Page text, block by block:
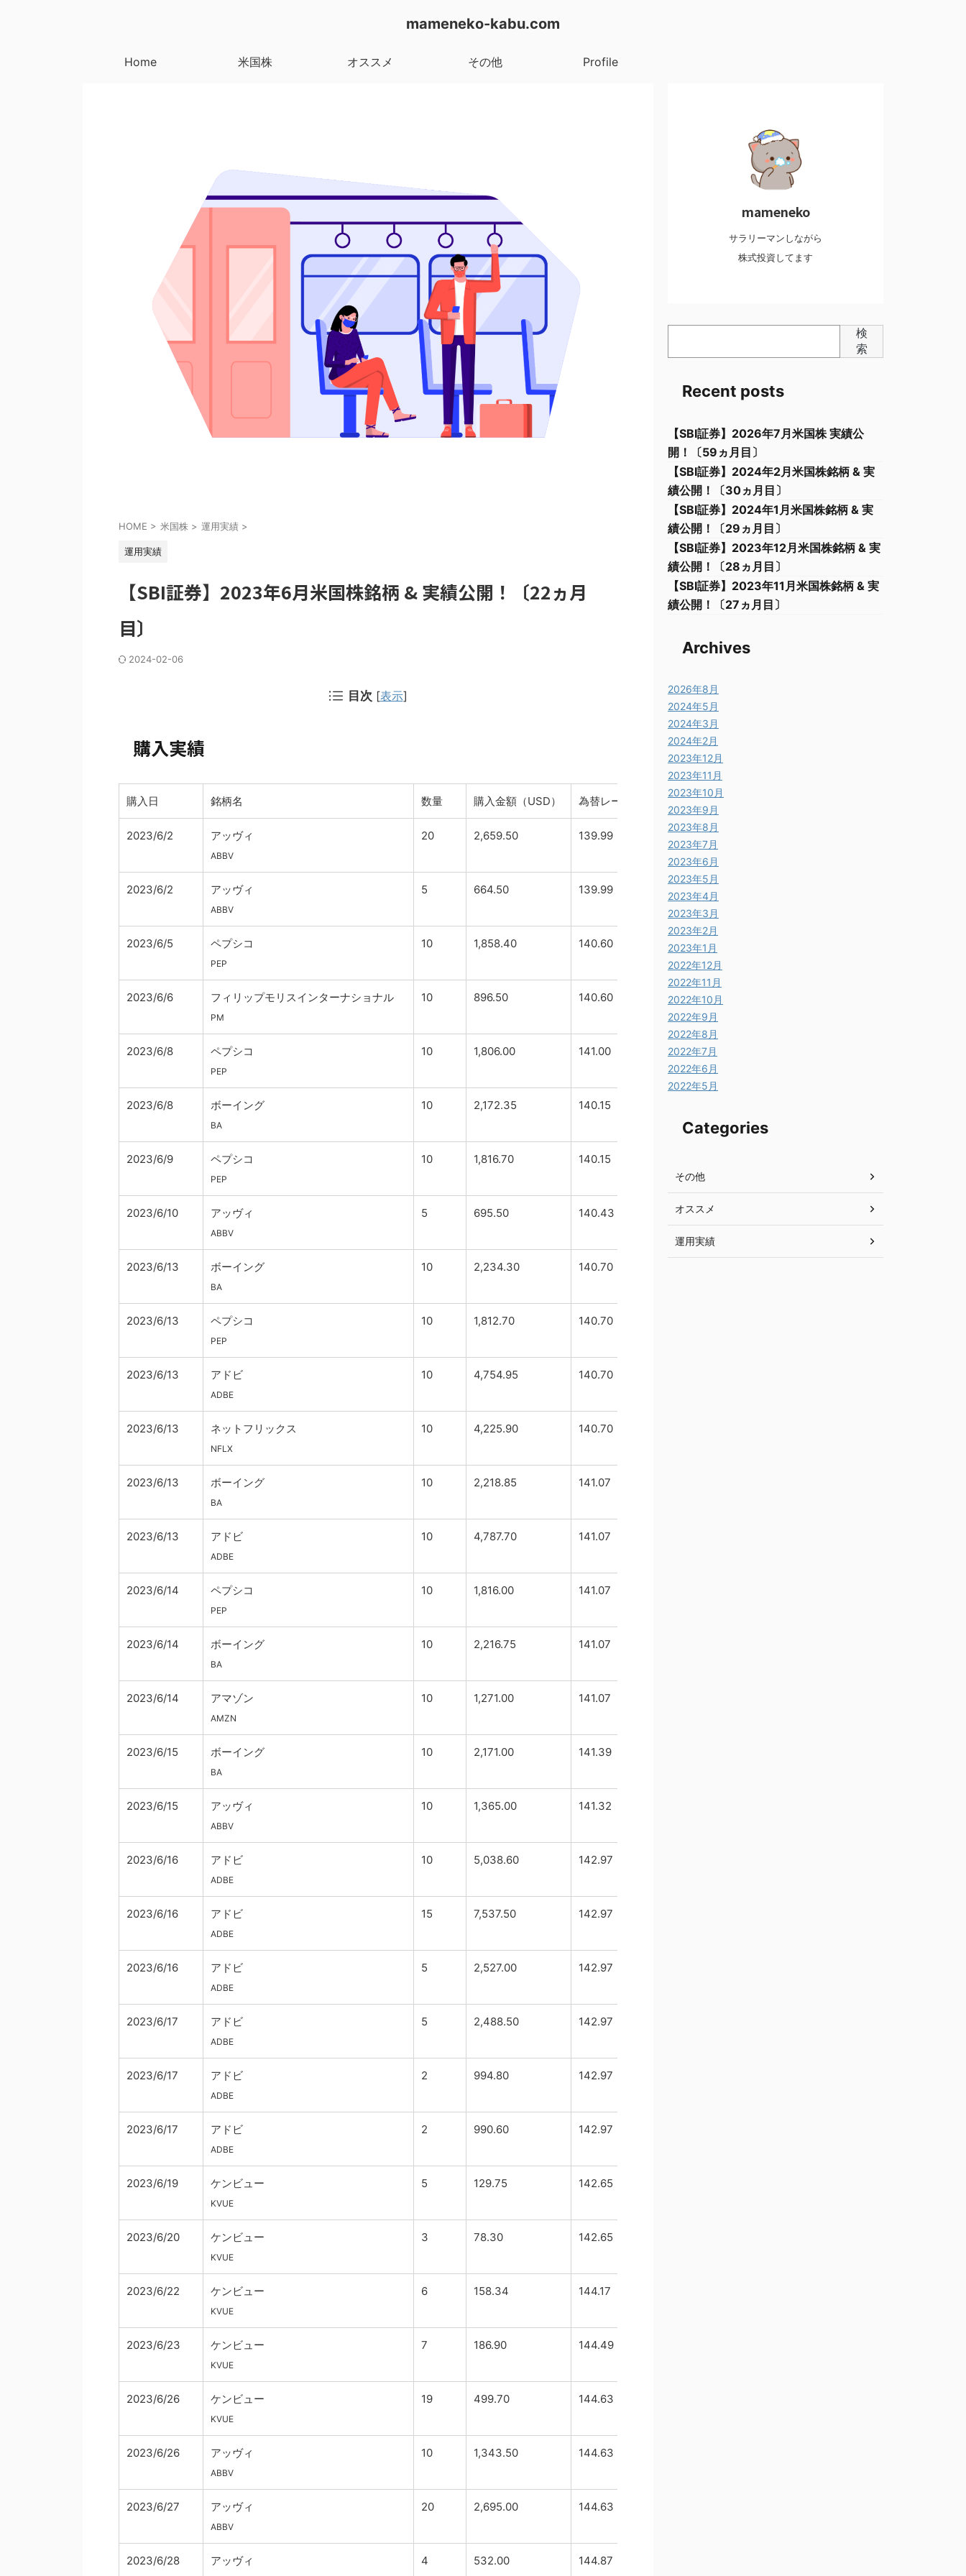
mameneko-kabu.com
Home 米国株 オススメ その他 Profile
HOME > 米国株 > 運用実績 >
運用実績
【SBI証券】2023年6月米国株銘柄 & 実績公開！〔22ヵ月
目〕
2024-02-06
目次 [表示]
購入実績
購入日 銘柄名 数量 購入金額（USD） 為替レート 手数料（USD）
2023/6/2 アッヴィ
ABBV
20 2,659.50 139.99 7.98
2023/6/2 アッヴィ
ABBV
5 664.50 139.99 2.99
2023/6/5 ペプシコ
PEP
10 1,858.40 140.60 5.58
2023/6/6 フィリップモリスインターナショナル
PM
10 896.50 140.60 4.03
2023/6/8 ペプシコ
PEP
10 1,806.00 141.00 5.41
2023/6/8 ボーイング
BA
10 2,172.35 140.15
2023/6/9 ペプシコ
PEP
10 1,816.70 140.15
2023/6/10 アッヴィ
ABBV
5 695.50 140.43 3.13
2023/6/13 ボーイング
BA
10 2,234.30 140.70
2023/6/13 ペプシコ
PEP
10 1,812.70 140.70
2023/6/13 アドビ
ADBE
10 4,754.95 140.70
2023/6/13 ネットフリックス
NFLX
10 4,225.90 140.70
2023/6/13 ボーイング
BA
10 2,218.85 141.07
2023/6/13 アドビ
ADBE
10 4,787.70 141.07
2023/6/14 ペプシコ
PEP
10 1,816.00 141.07
2023/6/14 ボーイング
BA
10 2,216.75 141.07
2023/6/14 アマゾン
AMZN
10 1,271.00 141.07
2023/6/15 ボーイング
BA
10 2,171.00 141.39
2023/6/15 アッヴィ
ABBV
10 1,365.00 141.32
2023/6/16 アドビ
ADBE
10 5,038.60 142.97
2023/6/16 アドビ
ADBE
15 7,537.50 142.97
2023/6/16 アドビ
ADBE
5 2,527.00 142.97
2023/6/17 アドビ
ADBE
5 2,488.50 142.97
2023/6/17 アドビ
ADBE
2 994.80 142.97
2023/6/17 アドビ
ADBE
2 990.60 142.97
2023/6/19 ケンビュー
KVUE
5 129.75 142.65
2023/6/20 ケンビュー
KVUE
3 78.30 142.65
2023/6/22 ケンビュー
KVUE
6 158.34 144.17
2023/6/23 ケンビュー
KVUE
7 186.90 144.49
2023/6/26 ケンビュー
KVUE
19 499.70 144.63
2023/6/26 アッヴィ
ABBV
10 1,343.50 144.63
2023/6/27 アッヴィ
ABBV
20 2,695.00 144.63
2023/6/28 アッヴィ 4 532.00 144.87
mameneko
サラリーマンしながら
株式投資してます
検
索
Recent posts
【SBI証券】2026年7月米国株 実績公
開！〔59ヵ月目〕
【SBI証券】2024年2月米国株銘柄 & 実
績公開！〔30ヵ月目〕
【SBI証券】2024年1月米国株銘柄 & 実
績公開！〔29ヵ月目〕
【SBI証券】2023年12月米国株銘柄 & 実
績公開！〔28ヵ月目〕
【SBI証券】2023年11月米国株銘柄 & 実
績公開！〔27ヵ月目〕
Archives
2026年8月
2024年5月
2024年3月
2024年2月
2023年12月
2023年11月
2023年10月
2023年9月
2023年8月
2023年7月
2023年6月
2023年5月
2023年4月
2023年3月
2023年2月
2023年1月
2022年12月
2022年11月
2022年10月
2022年9月
2022年8月
2022年7月
2022年6月
2022年5月
Categories
その他
オススメ
運用実績